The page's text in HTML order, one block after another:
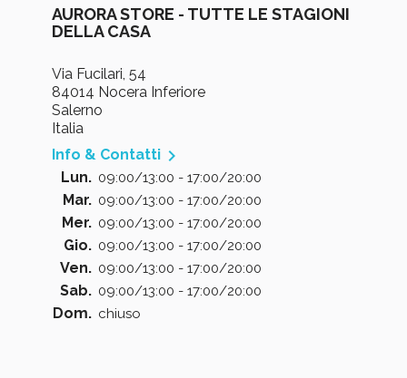
AURORA STORE - TUTTE LE STAGIONI
DELLA CASA
Via Fucilari, 54
84014 Nocera Inferiore
Salerno
Italia
Info & Contatti 
Lun. 09:00/13:00 - 17:00/20:00
Mar. 09:00/13:00 - 17:00/20:00
Mer. 09:00/13:00 - 17:00/20:00
Gio. 09:00/13:00 - 17:00/20:00
Ven. 09:00/13:00 - 17:00/20:00
Sab. 09:00/13:00 - 17:00/20:00
Dom. chiuso